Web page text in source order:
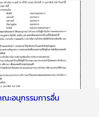
ะอนุกรรมการอื่น